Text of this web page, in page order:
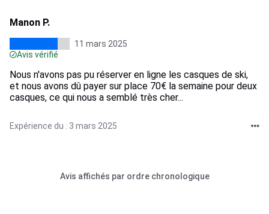
Manon P.
11 mars 2025
Avis vérifié
Nous n'avons pas pu réserver en ligne les casques de ski,
et nous avons dû payer sur place 70€ la semaine pour deux
casques, ce qui nous a semblé très cher...
Expérience du : 3 mars 2025
Avis affichés par ordre chronologique